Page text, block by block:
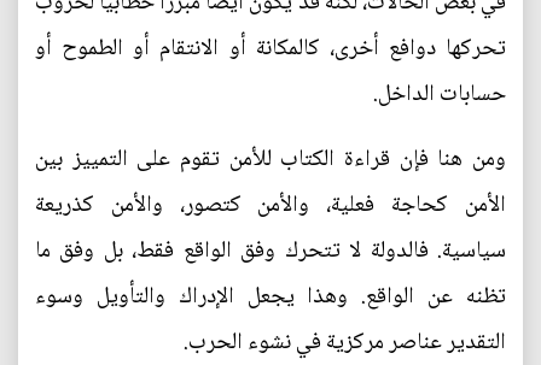
تحركها دوافع أخرى، كالمكانة أو الانتقام أو الطموح أو
حسابات الداخل.
ومن هنا فإن قراءة الكتاب للأمن تقوم على التمييز بين
الأمن كحاجة فعلية، والأمن كتصور، والأمن كذريعة
سياسية. فالدولة لا تتحرك وفق الواقع فقط، بل وفق ما
تظنه عن الواقع. وهذا يجعل الإدراك والتأويل وسوء
التقدير عناصر مركزية في نشوء الحرب.